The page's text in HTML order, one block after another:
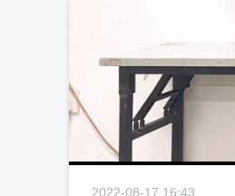
2022-08-17 16:43